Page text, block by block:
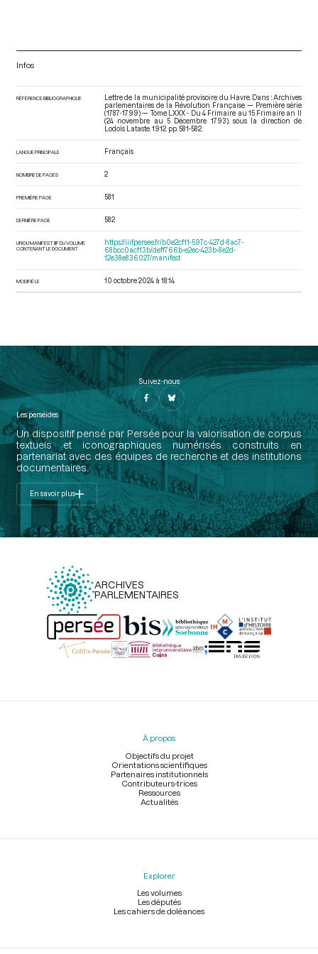
Infos
RÉFÉRENCE BIBLIOGRAPHIQUE
Lettre de la municipalité provisoire du Havre. Dans : Archives
parlementaires de la Révolution Française — Première série
(1787-1799) — Tome LXXX - Du 4 Frimaire au 15 Frimaire an II
(24 novembre au 5 Décembre 1793), sous la direction de
Lodoïs Lataste. 1912. pp. 581-582.
LANGUE PRINCIPALE Français
NOMBRE DE PAGES 2
PREMIÈRE PAGE 581
DERNIÈRE PAGE 582
URI DU MANIFEST IIIF DU VOLUME
CONTENANT LE DOCUMENT
https://iiif.persee.fr/b0e2cf11-597c-427d-8ac7-
68bcc0acf13b/deff766b-e2ec-423b-8e2d-
12e38e836027/manifest
MODIFIÉ LE 10 octobre 2024 à 18:14
Suivez-nous
Les perséides
Un dispositif pensé par Persée pour la valorisation de corpus
textuels et iconographiques numérisés construits en
partenariat avec des équipes de recherche et des institutions
documentaires.
En savoir plus
ARCHIVES
PARLEMENTAIRES
Menu
À propos
Objectifs du projet
Orientations scientifiques
Partenaires institutionnels
Contributeurs-trices
Ressources
Actualités
Explorer
Les volumes
Les députés
Les cahiers de doléances